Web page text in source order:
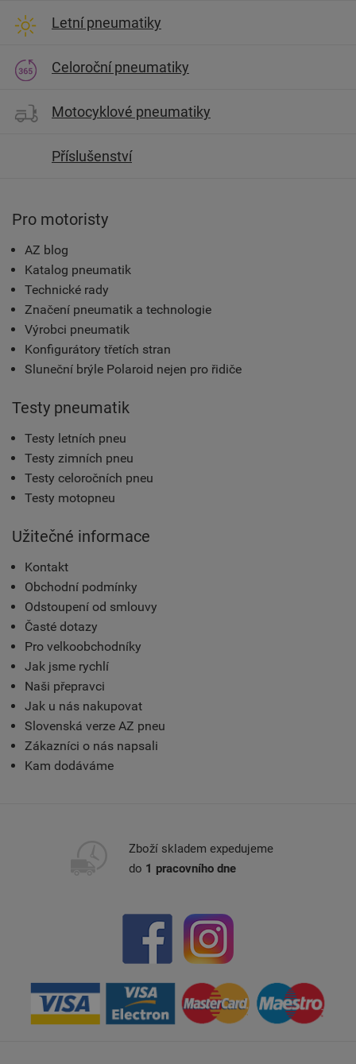
Letní pneumatiky
Celoroční pneumatiky
Motocyklové pneumatiky
Příslušenství
Pro motoristy
AZ blog
Katalog pneumatik
Technické rady
Značení pneumatik a technologie
Výrobci pneumatik
Konfigurátory třetích stran
Sluneční brýle Polaroid nejen pro řidiče
Testy pneumatik
Testy letních pneu
Testy zimních pneu
Testy celoročních pneu
Testy motopneu
Užitečné informace
Kontakt
Obchodní podmínky
Odstoupení od smlouvy
Časté dotazy
Pro velkoobchodníky
Jak jsme rychlí
Naši přepravci
Jak u nás nakupovat
Slovenská verze AZ pneu
Zákazníci o nás napsali
Kam dodáváme
Zboží skladem expedujeme
do 1 pracovního dne